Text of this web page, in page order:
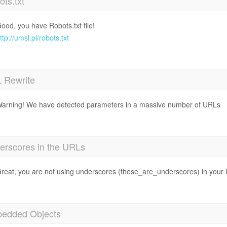
you have Robots.txt file!
umsl.pl/robots.txt
Rewrite
We have detected parameters in a massive number of URLs
in the URLs
you are not using underscores (these_are_underscores) in your
Objects